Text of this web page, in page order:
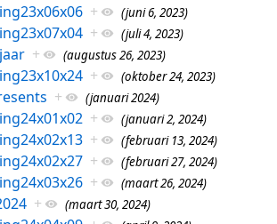
+ (juni 6, 2023)
+ (juli 4, 2023)
+ (augustus 26, 2023)
+ (oktober 24, 2023)
+ (januari 2024)
+ (januari 2, 2024)
+ (februari 13, 2024)
+ (februari 27, 2024)
+ (maart 26, 2024)
+ (maart 30, 2024)